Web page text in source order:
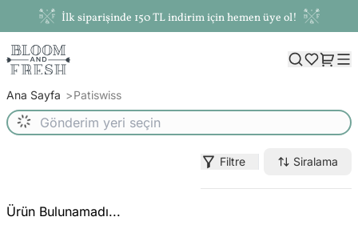
İlk siparişinde 150 TL indirim için hemen üye ol!
Ana Sayfa Patiswiss
Filtre Siralama
Ürün Bulunamadı...